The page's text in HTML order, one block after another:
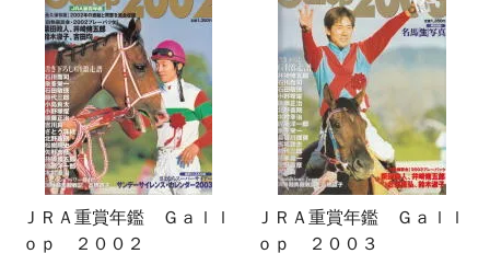
ＪＲＡ重賞年鑑 Ｇａｌｌ
ｏｐ ２００２
ＪＲＡ重賞年鑑 Ｇａｌｌ
ｏｐ ２００３